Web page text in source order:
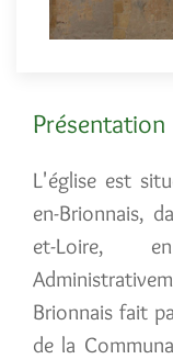
Présentation
L'église est
en-Brionnais,
et-Loire, en
Brionnais fait
de la